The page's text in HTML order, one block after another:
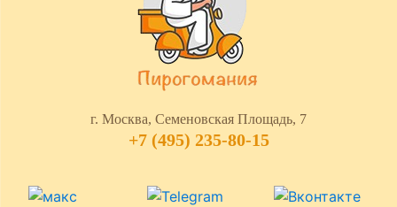
г. Москва, Семеновская Площадь, 7
+7 (495) 235-80-15